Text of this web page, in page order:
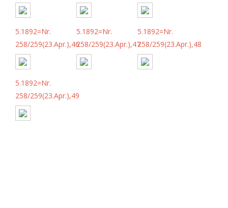
5.1892=Nr.
258/259(23.Apr.),46
5.1892=Nr.
258/259(23.Apr.),47
5.1892=Nr.
258/259(23.Apr.),48
5.1892=Nr.
258/259(23.Apr.),49